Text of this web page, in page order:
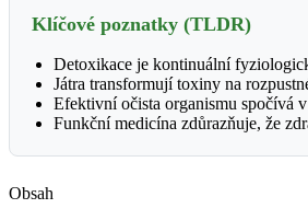
Klíčové poznatky (TLDR)
Detoxikace je kontinuální
Játra transformují toxiny na
Efektivní očista organismu spočívá
Funkční medicína zdůrazňuje, že
Obsah